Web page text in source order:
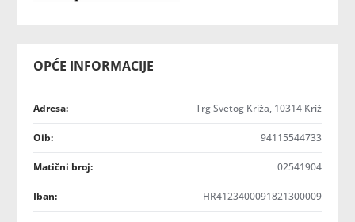
OPĆE INFORMACIJE
Adresa: Trg Svetog Križa, 10314 Križ
Oib: 94115544733
Matični broj: 02541904
Iban: HR4123400091821300009